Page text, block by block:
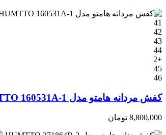
41
42
43
44
+2
45
46
کفش مردانه هامتو مدل HUMTTO 160531A-1
8,800,000 تومان